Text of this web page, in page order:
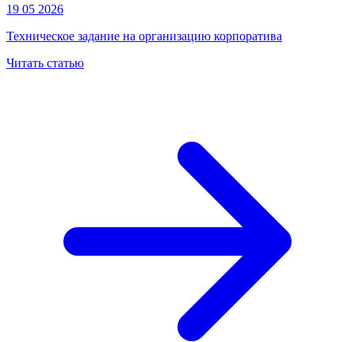
19 05 2026
Техническое задание на организацию корпоратива
Читать статью